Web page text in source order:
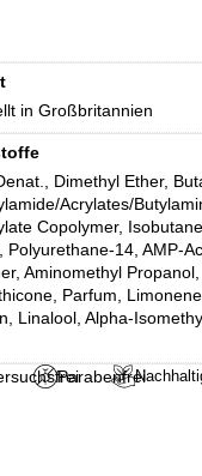
in Großbritannien
Dimethyl Ether,
Acrylates/
Copolymer,
Polyurethane-14, AMP-
Aminomethyl
Parfum,
Linalool, Alpha-
Parabenfrei